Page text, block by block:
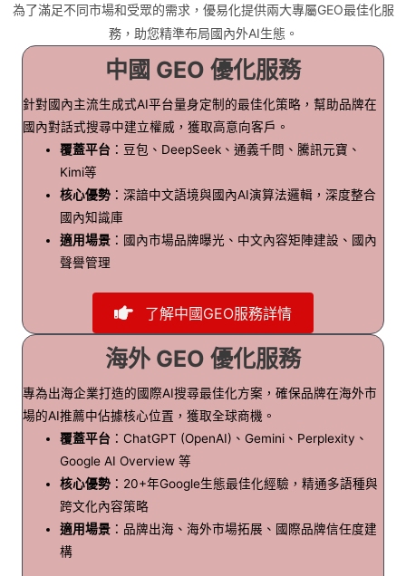
為了滿足不同市場和受眾的需求，優易化提供兩大專屬GEO最佳化服
務，助您精準布局國內外AI生態。
中國 GEO 優化服務
針對國內主流生成式AI平台量身定制的最佳化策略，幫助品牌在
國內對話式搜尋中建立權威，獲取高意向客戶。
覆蓋平台 ：豆包、DeepSeek、通義千問、騰訊元寶、
Kimi等
核心優勢 ：深諳中文語境與國內AI演算法邏輯，深度整合
國內知識庫
適用場景 ：國內市場品牌曝光、中文內容矩陣建設、國內
聲譽管理
了解中國GEO服務詳情
海外 GEO 優化服務
專為出海企業打造的國際AI搜尋最佳化方案，確保品牌在海外市
場的AI推薦中佔據核心位置，獲取全球商機。
覆蓋平台 ：ChatGPT (OpenAI)、Gemini、Perplexity、
Google AI Overview 等
核心優勢 ：20+年Google生態最佳化經驗，精通多語種與
跨文化內容策略
適用場景 ：品牌出海、海外市場拓展、國際品牌信任度建
構